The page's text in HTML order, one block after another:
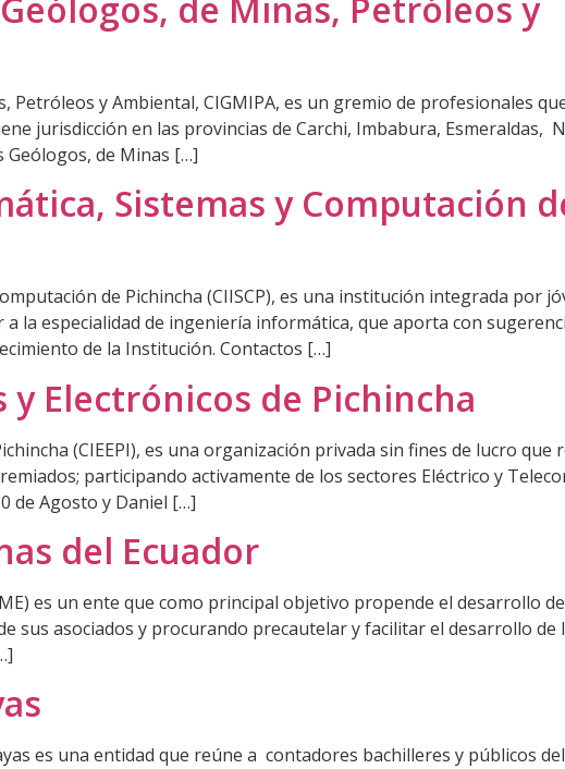
y Ambiental, CIGMIPA, es un gremio de profesionales
jurisdicción en las provincias de Carchi, Imbabura, Esmeraldas,
Geólogos, de Minas […]
Sistemas y Computación
de Pichincha (CIISCP), es una institución integrada por
la especialidad de ingeniería informática, que aporta con
de la Institución. Contactos […]
Electrónicos de Pichincha
(CIEEPI), es una organización privada sin fines de lucro que
participando activamente de los sectores Eléctrico y
de Agosto y Daniel […]
del Ecuador
es un ente que como principal objetivo propende el desarrollo
sus asociados y procurando precautelar y facilitar el desarrollo de
es una entidad que reúne a contadores bachilleres y públicos